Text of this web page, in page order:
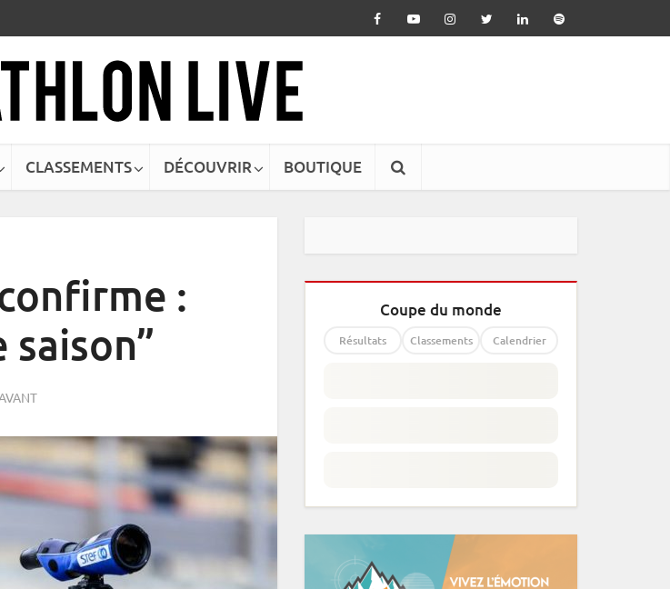
CLASSEMENTS DÉCOUVRIR BOUTIQUE
:
saison”
Coupe du monde
Résultats Classements Calendrier